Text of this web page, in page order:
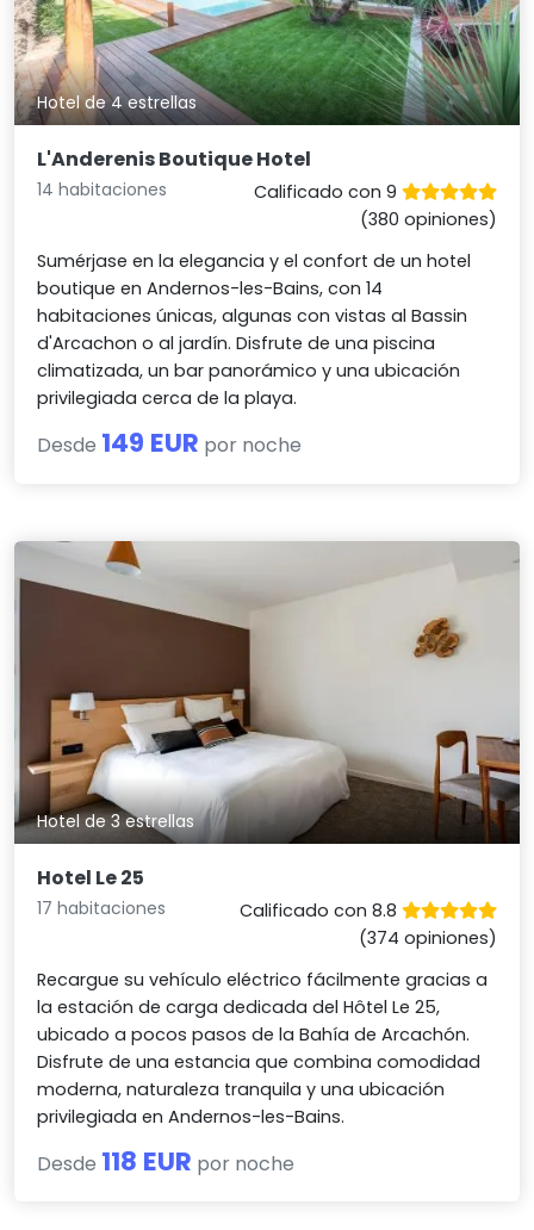
Hotel de 4 estrellas
L'Anderenis Boutique Hotel
14 habitaciones
Calificado con 9
(380 opiniones)
Sumérjase en la elegancia y el confort de un hotel
boutique en Andernos-les-Bains, con 14
habitaciones únicas, algunas con vistas al Bassin
d'Arcachon o al jardín. Disfrute de una piscina
climatizada, un bar panorámico y una ubicación
privilegiada cerca de la playa.
Desde 149 EUR por noche
Hotel de 3 estrellas
Hotel Le 25
17 habitaciones
Calificado con 8.8
(374 opiniones)
Recargue su vehículo eléctrico fácilmente gracias a
la estación de carga dedicada del Hôtel Le 25,
ubicado a pocos pasos de la Bahía de Arcachón.
Disfrute de una estancia que combina comodidad
moderna, naturaleza tranquila y una ubicación
privilegiada en Andernos-les-Bains.
Desde 118 EUR por noche